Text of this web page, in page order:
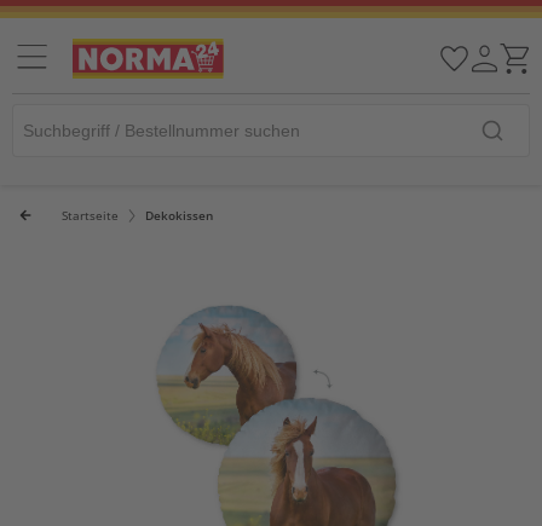
Startseite Dekokissen